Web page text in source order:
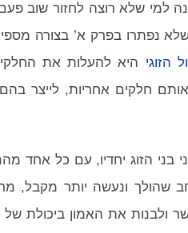
למי שלא רוצה לחזור שוב
שלא נפתרו בפרק א’ בצורה
הזוגי היא להעלות את
חלקים אחריות, לייצר בהם
הזוג יחדיו, עם כל אחד
שהולך ונעשה יותר
ולבנות את האמון ביכולת של